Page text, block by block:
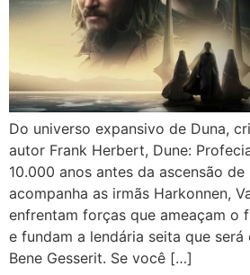
Do universo expansivo de Duna,
autor Frank Herbert, Dune:
10.000 anos antes da ascensão
acompanha as irmãs Harkonnen,
enfrentam forças que ameaçam o
e fundam a lendária seita que
Bene Gesserit. Se você […]